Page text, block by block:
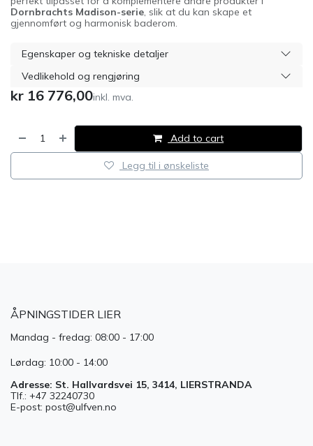
Dornbrachts Madison-serie, slik at du kan skape et
gjennomført og harmonisk baderom.
Egenskaper og tekniske detaljer
Vedlikehold og rengjøring
kr 16 776,00inkl. mva.
Add to cart
Legg til i ønskeliste
ÅPNINGSTIDER LIER
Mandag - fredag: 08:00 - 17:00
Lørdag: 10:00 - 14:00
Adresse: St. Hallvardsvei 15, 3414, LIERSTRANDA
Tlf.: +47 32240730
E-post: post@ulfven.no